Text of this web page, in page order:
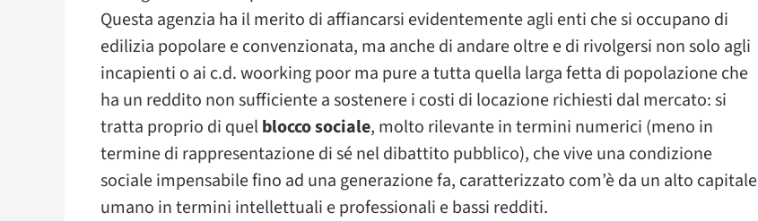
Questa agenzia ha il merito di affiancarsi evidentemente agli enti che si occupano di
edilizia popolare e convenzionata, ma anche di andare oltre e di rivolgersi non solo agli
incapienti o ai c.d. woorking poor ma pure a tutta quella larga fetta di popolazione che
ha un reddito non sufficiente a sostenere i costi di locazione richiesti dal mercato: si
tratta proprio di quelblocco sociale, molto rilevante in termini numerici (meno in
termine di rappresentazione di sé nel dibattito pubblico), che vive una condizione
sociale impensabile fino ad una generazione fa, caratterizzato com’è da un alto capitale
umano in termini intellettuali e professionali e bassi redditi.